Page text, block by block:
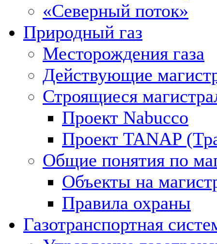
«Северный поток»
Природный газ
Месторождения газа
Действующие
Строящиеся
Проект Nabucco
Проект TANAP
Общие понятия по
Объекты на
Правила охраны
Газотранспортная